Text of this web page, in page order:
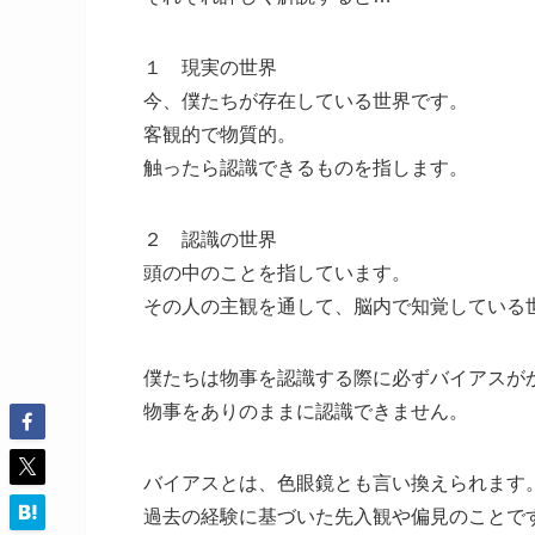
１ 現実の世界
今、僕たちが存在している世界です。
客観的で物質的。
触ったら認識できるものを指します。
２ 認識の世界
頭の中のことを指しています。
その人の主観を通して、脳内で知覚している
僕たちは物事を認識する際に必ずバイアスが
物事をありのままに認識できません。
バイアスとは、色眼鏡とも言い換えられます。
過去の経験に基づいた先入観や偏見のことで